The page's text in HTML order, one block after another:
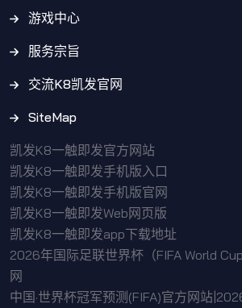
游戏中心
服务宗旨
交流K8凯发官网
SiteMap
凯发K8一触即发官方网站
凯发K8一触即发手机版入口
凯发K8一触即发手机版官网
凯发K8一触即发Web网页版
凯发K8一触即发app下载地址
2026年国际足联世界杯（FIFA World
网
中国·世界杯冠军预测(FIFA)官方网站